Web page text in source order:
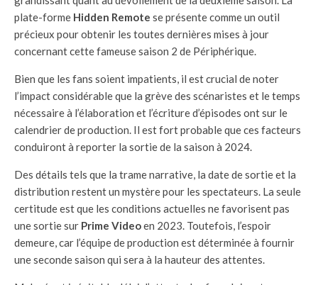
plate-forme Hidden Remote se présente comme un outil
précieux pour obtenir les toutes dernières mises à jour
concernant cette fameuse saison 2 de Périphérique.
Bien que les fans soient impatients, il est crucial de noter
l’impact considérable que la grève des scénaristes et le temps
nécessaire à l’élaboration et l’écriture d’épisodes ont sur le
calendrier de production. Il est fort probable que ces facteurs
conduiront à reporter la sortie de la saison à 2024.
Des détails tels que la trame narrative, la date de sortie et la
distribution restent un mystère pour les spectateurs. La seule
certitude est que les conditions actuelles ne favorisent pas
une sortie sur Prime Videoen 2023. Toutefois, l’espoir
demeure, car l’équipe de production est déterminée à fournir
une seconde saison qui sera à la hauteur des attentes.